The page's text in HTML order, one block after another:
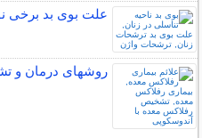
علت بوی بد برخی
روشهای درمان و